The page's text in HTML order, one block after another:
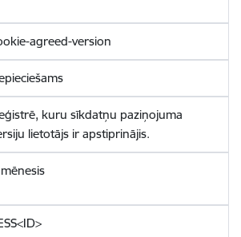
agreed-version
kuru sīkdatņu paziņojuma
lietotājs ir apstiprinājis.